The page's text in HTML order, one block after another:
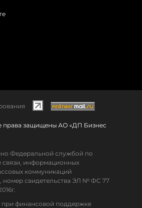
права защищены АО «ДП Бизнес
Федеральной службой по
связи, информационных
коммуникаций
номер свидетельства ЭЛ № ФС 77
финансовой поддержке